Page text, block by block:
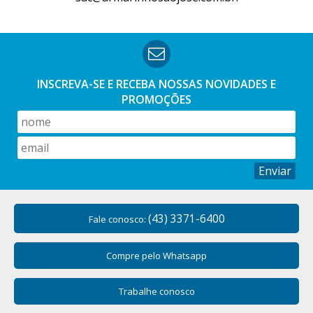
INSCREVA-SE E RECEBA NOSSAS NOVIDADES E
PROMOÇÕES
Enviar
Fale conosco: (43) 3371-6400
Compre pelo Whatsapp
Trabalhe conosco